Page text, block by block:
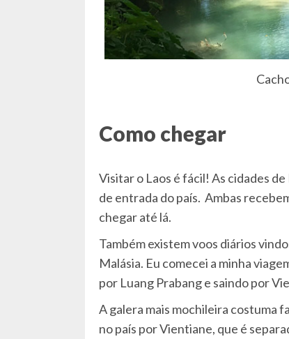
Como chegar
Visitar o Laos é fácil! As cidades
de entrada do país. Ambas
chegar até lá.
Também existem voos diários
Malásia. Eu comecei a minha
por Luang Prabang e saindo por
A galera mais mochileira costuma
no país por Vientiane, que é